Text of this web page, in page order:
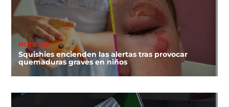
NOTICIAS
Squishies encienden las alertas tras provocar
quemaduras graves en niños